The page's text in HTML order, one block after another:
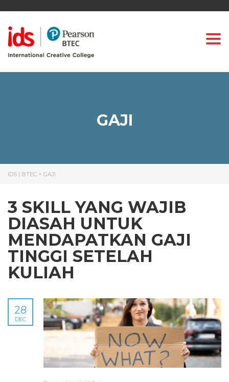
GAJI
IDS | BTEC > GAJI
3 SKILL YANG WAJIB
DIASAH UNTUK
MENDAPATKAN GAJI
TINGGI SETELAH
KULIAH
28
DEC